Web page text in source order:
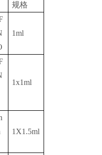
规格
1ml
1x1ml
1X1.5ml